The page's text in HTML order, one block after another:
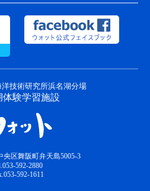
技術研究所浜名湖分場
体験学習施設
央区舞阪町弁天島5005-3
592-2880
592-1611